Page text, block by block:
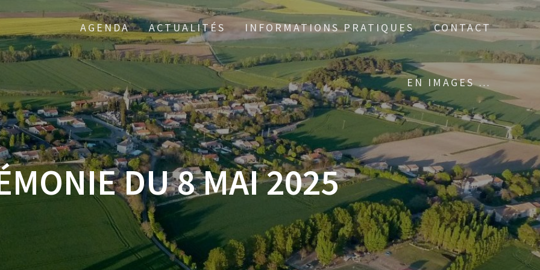
AGENDA ACTUALITÉS INFORMATIONS PRATIQUES CONTACT
EN IMAGES …
DU 8 MAI 2025